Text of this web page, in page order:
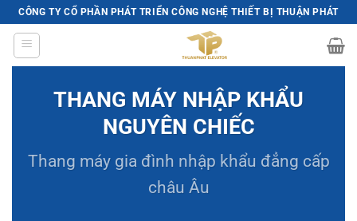
Skip
to
content
CÔNG TY CỔ PHẦN PHÁT TRIỂN CÔNG NGHỆ THIẾT BỊ THUẬN PHÁT
THANG MÁY NHẬP KHẨU
NGUYÊN CHIẾC
Thang máy gia đình nhập khẩu đẳng cấp
châu Âu